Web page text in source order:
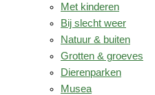
Met kinderen
Bij slecht weer
Natuur & buiten
Grotten & groeves
Dierenparken
Musea